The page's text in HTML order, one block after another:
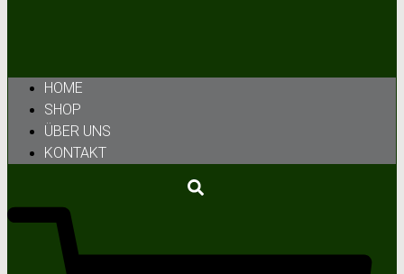
HOME
SHOP
ÜBER UNS
KONTAKT